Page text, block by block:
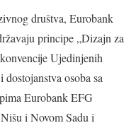
društva, Eurobank
principe „Dizajn za
Ujedinjenih
osoba sa
Eurobank EFG
i Novom Sadu i